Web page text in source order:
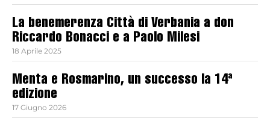
La benemerenza Città di Verbania a don
Riccardo Bonacci e a Paolo Milesi
18 Aprile 2025
Menta e Rosmarino, un successo la 14ª
edizione
17 Giugno 2026